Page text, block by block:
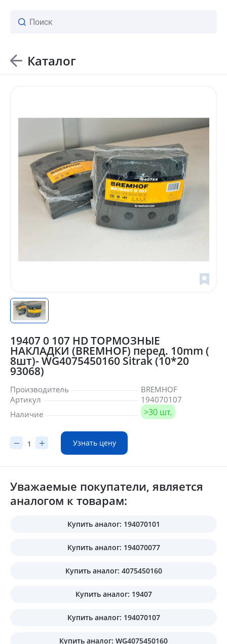
Каталог
19407 0 107 HD ТОРМОЗНЫЕ
НАКЛАДКИ (BREMHOF) перед. 10mm (
8шт)- WG4075450160 Sitrak (10*20
93068)
Производитель
BREMHOF
Артикул
194070107
Наличие
>30 шт.
Узнать цену
Уважаемые покупатели, является
аналогом к товарам:
Купить аналог: 194070101
Купить аналог: 194070077
Купить аналог: 4075450160
Купить аналог: 19407
Купить аналог: 194070107
Купить аналог: WG4075450160